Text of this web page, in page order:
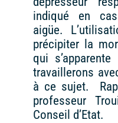
indiqué en
aigüe.
précipiter la
qui
travaillerons
à ce sujet.
professeur
Conseil d’Etat.